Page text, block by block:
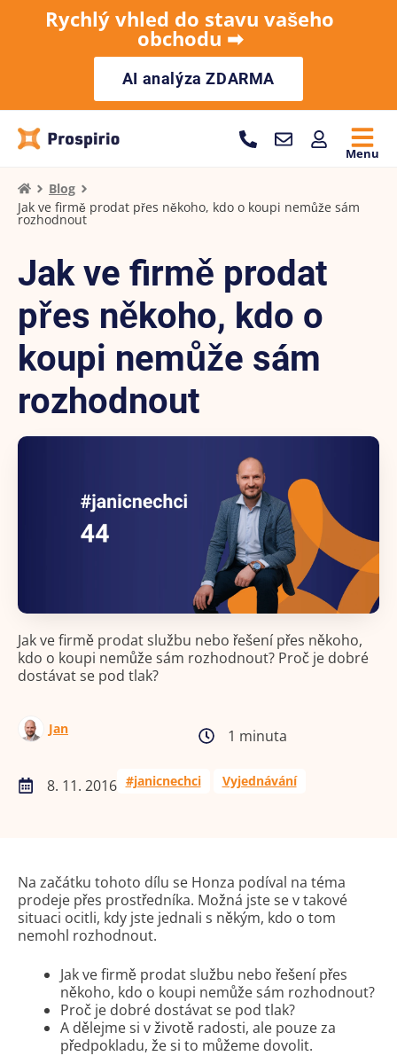
Rychlý vhled do stavu vašeho
obchodu ➡︎
AI analýza ZDARMA
Menu
Blog
Jak ve firmě prodat přes někoho, kdo o koupi nemůže sám
rozhodnout
Jak ve firmě prodat
přes někoho, kdo o
koupi nemůže sám
rozhodnout
Jak ve firmě prodat službu nebo řešení přes někoho,
kdo o koupi nemůže sám rozhodnout? Proč je dobré
dostávat se pod tlak?
Jan 1 minuta
8. 11. 2016 #janicnechci Vyjednávání
Na začátku tohoto dílu se Honza podíval na téma
prodeje přes prostředníka. Možná jste se v takové
situaci ocitli, kdy jste jednali s někým, kdo o tom
nemohl rozhodnout.
Jak ve firmě prodat službu nebo řešení přes
někoho, kdo o koupi nemůže sám rozhodnout?
Proč je dobré dostávat se pod tlak?
A dělejme si v životě radosti, ale pouze za
předpokladu, že si to můžeme dovolit.